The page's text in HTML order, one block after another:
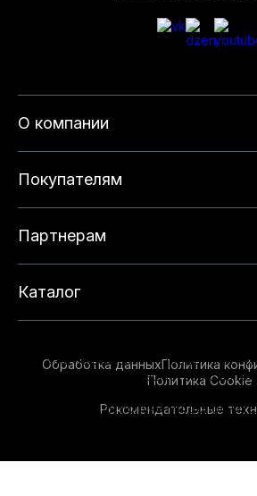
О компании
Покупателям
Партнерам
Каталог
Обработка данныхПолитика
Политика Cookie
Рекомендательные
опыта на нашем сайте. Продолжая
данный сайт, вы соглашаетесь с
технологий. Для получения